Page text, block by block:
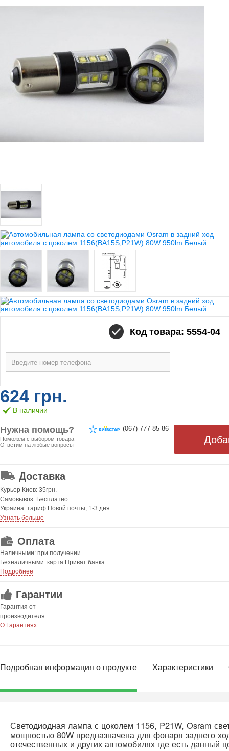
Код товара: 5554-04
624 грн.
В наличии
Нужна помощь?
Поможем с выбором товара
Ответим на любые вопросы
(067) 777-85-86
Доставка
Курьер Киев: 35грн.
Самовывоз: Бесплатно
Украина: тариф Новой почты, 1-3 дня.
Узнать больше
Оплата
Наличными: при получении
Безналичными: карта Приват банка.
Подробнее
Гарантии
Гарантия от
производителя.
О Гарантиях
Подробная информация о продукте Характеристики
Светодиодная лампа с цоколем 1156, P21W, Osram
мощностью 80W предназначена для фонаря заднего
отечественных и других автомобилях где есть данный